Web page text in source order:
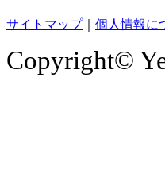
サイトマップ｜ 個人情報に
Copyright©